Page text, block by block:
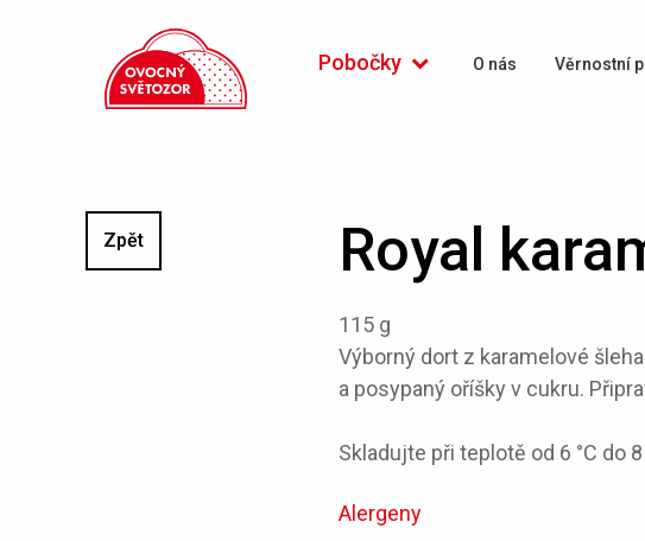
Pobočky O nás Věrnostní
Zpět Royal
115 g
Výborný dort z karamelové
a posypaný oříšky v cukru.
Skladujte při teplotě od 6 °C do
Alergeny